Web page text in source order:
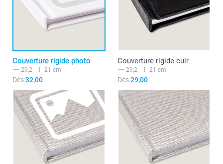
Couverture rigide photo
29,2 21 cm
Dès32,00
Couverture rigide cuir
29,2 21 cm
Dès29,00